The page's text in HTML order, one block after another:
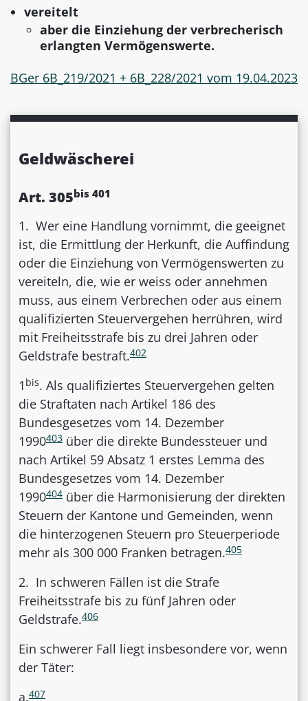
vereitelt
aber die Einziehung der verbrecherisch
erlangten Vermögenswerte.
BGer 6B_219/2021 + 6B_228/2021 vom 19.04.2023
Geldwäscherei
Art. 305bis 401
1. Wer eine Handlung vornimmt, die geeignet
ist, die Ermittlung der Herkunft, die Auffindung
oder die Einziehung von Vermögenswerten zu
vereiteln, die, wie er weiss oder annehmen
muss, aus einem Verbrechen oder aus einem
qualifizierten Steuervergehen herrühren, wird
mit Freiheitsstrafe bis zu drei Jahren oder
Geldstrafe bestraft.402
1 bis. Als qualifiziertes Steuervergehen gelten
die Straftaten nach Artikel 186 des
Bundesgesetzes vom 14. Dezember
1990403 über die direkte Bundessteuer und
nach Artikel 59 Absatz 1 erstes Lemma des
Bundesgesetzes vom 14. Dezember
1990404 über die Harmonisierung der direkten
Steuern der Kantone und Gemeinden, wenn
die hinterzogenen Steuern pro Steuerperiode
mehr als 300 000 Franken betragen.405
2. In schweren Fällen ist die Strafe
Freiheitsstrafe bis zu fünf Jahren oder
Geldstrafe.406
Ein schwerer Fall liegt insbesondere vor, wenn
der Täter:
a.407